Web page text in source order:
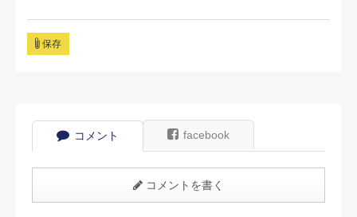
保存
コメント facebook
コメントを書く